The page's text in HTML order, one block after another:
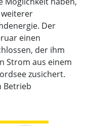
weiterer
Der
einen
der ihm
Strom aus einem
zusichert.
Betrieb